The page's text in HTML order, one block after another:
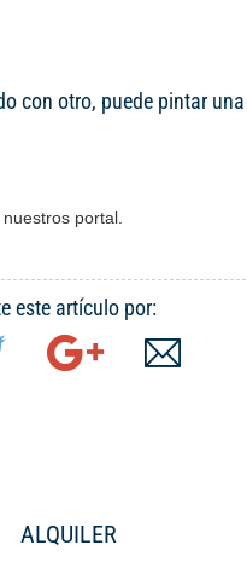
con otro, puede pintar
portal.
este artículo por:
ALQUILER